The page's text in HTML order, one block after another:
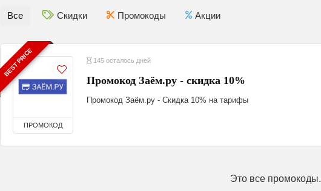
Все Скидки Промокоды Акции
BEST PRICE
ПРОМОКОД
145 осталось дней
Промокод Заём.ру - скидка 10%
Промокод Заём.ру - Скидка 10% на тарифы
Это все промокоды.